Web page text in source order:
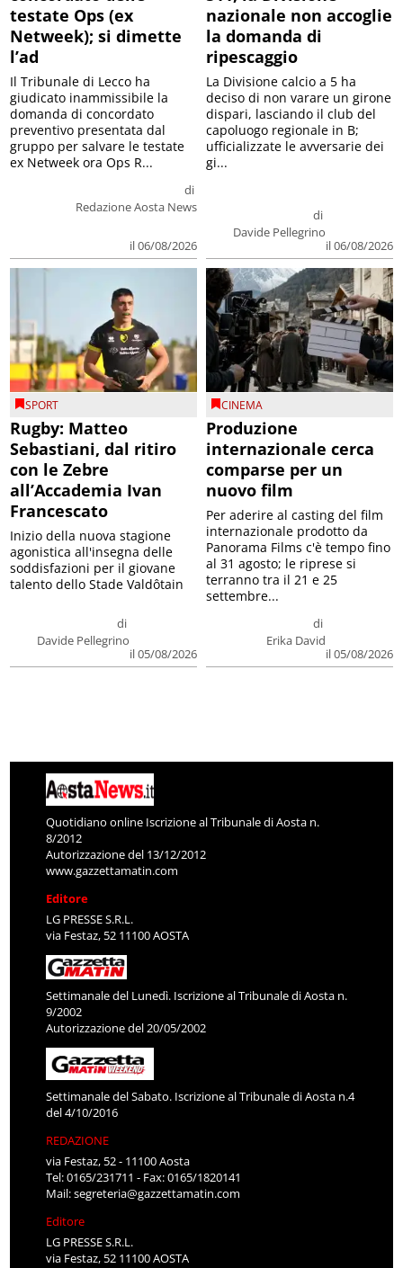
testate Ops (ex
Netweek); si dimette
l’ad
di
Redazione Aosta News
il 06/08/2026
Il Tribunale di Lecco ha
giudicato inammissibile la
domanda di concordato
preventivo presentata dal
gruppo per salvare le testate
ex Netweek ora Ops R...
nazionale non accoglie
la domanda di
ripescaggio
di
Davide Pellegrino
il 06/08/2026
La Divisione calcio a 5 ha
deciso di non varare un girone
dispari, lasciando il club del
capoluogo regionale in B;
ufficializzate le avversarie dei
gi...
SPORT
Rugby: Matteo
Sebastiani, dal ritiro
con le Zebre
all’Accademia Ivan
Francescato
di
Davide Pellegrino
il 05/08/2026
Inizio della nuova stagione
agonistica all'insegna delle
soddisfazioni per il giovane
talento dello Stade Valdôtain
CINEMA
Produzione
internazionale cerca
comparse per un
nuovo film
di
Erika David
il 05/08/2026
Per aderire al casting del film
internazionale prodotto da
Panorama Films c'è tempo fino
al 31 agosto; le riprese si
terranno tra il 21 e 25
settembre...
Quotidiano online Iscrizione al Tribunale di Aosta n.
8/2012
Autorizzazione del 13/12/2012
www.gazzettamatin.com
Editore
LG PRESSE S.R.L.
via Festaz, 52 11100 AOSTA
Settimanale del Lunedì. Iscrizione al Tribunale di Aosta n.
9/2002
Autorizzazione del 20/05/2002
Settimanale del Sabato. Iscrizione al Tribunale di Aosta n.4
del 4/10/2016
REDAZIONE
via Festaz, 52 - 11100 Aosta
Tel: 0165/231711 - Fax: 0165/1820141
Mail:segreteria@gazzettamatin.com
Editore
LG PRESSE S.R.L.
via Festaz, 52 11100 AOSTA